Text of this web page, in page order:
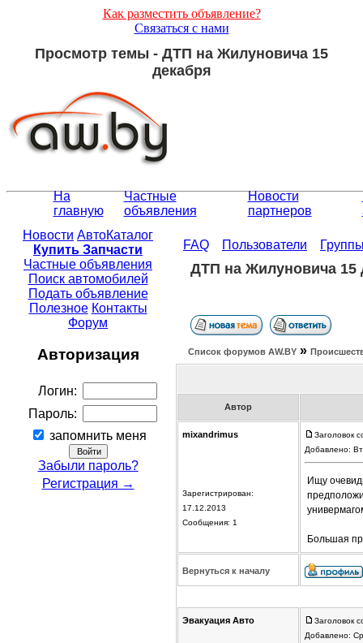
Как разместить объявление?
Связаться с нами
Просмотр темы - ДТП на Жилуновича 15
декабря
На
главную
Частные
объявления
Новости
партнеров
Новости АвтоКаталог
Купить Запчасти
Частные объявления
Поиск автомобилей
Подать объявление
Полезное Контакты
Форум
Авторизация
Логин:
Пароль:
запомнить меня
Забыли пароль?
Регистрация →
FAQ Пользователи
ДТП на Жилуновича 15
Список форумов АW.BY »
Автор
mixandrimus
Зарегистрирован:
17.12.2013
Сообщения: 1
Заголовок
Добавлено:
Ищу
Большая
Вернуться к началу
Эвакуация Авто
Заголовок
Добавлено: